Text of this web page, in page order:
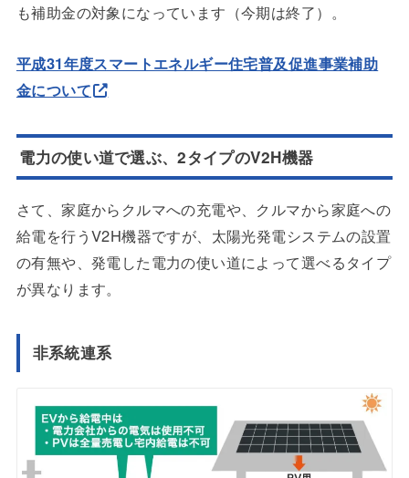
も補助金の対象になっています（今期は終了）。
平成31年度スマートエネルギー住宅普及促進事業補助
金について
電力の使い道で選ぶ、2タイプのV2H機器
さて、家庭からクルマへの充電や、クルマから家庭への
給電を行うV2H機器ですが、太陽光発電システムの設置
の有無や、発電した電力の使い道によって選べるタイプ
が異なります。
非系統連系